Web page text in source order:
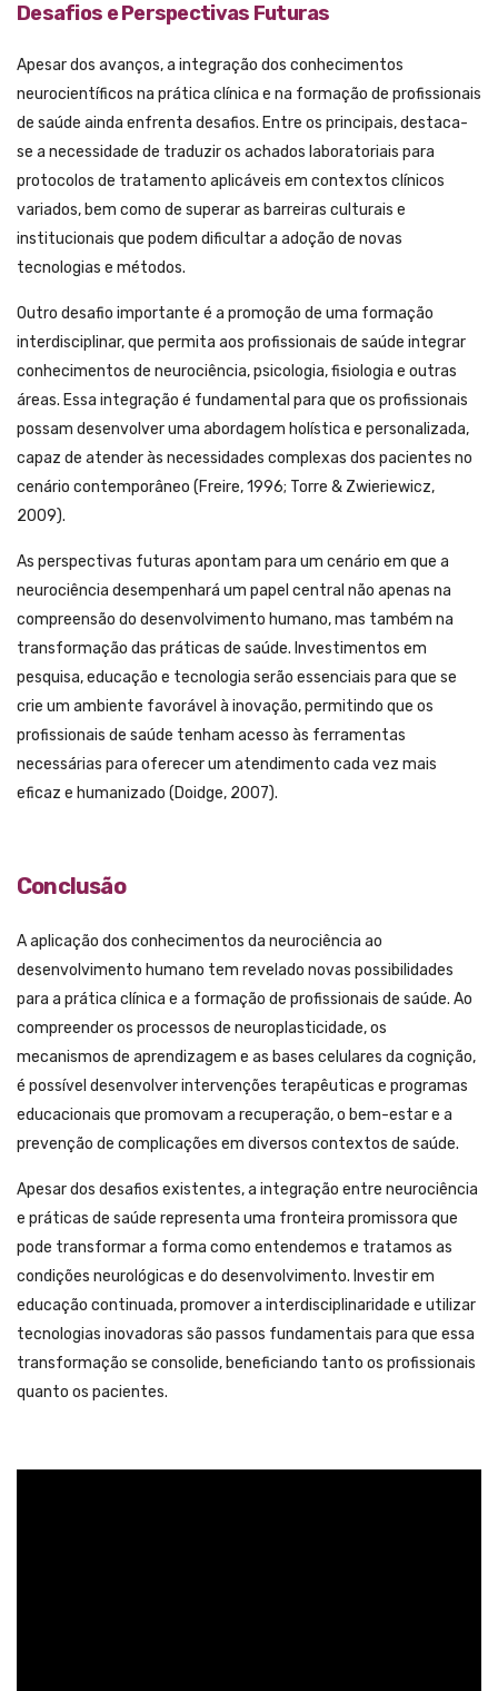
Desafios e Perspectivas Futuras
Apesar dos avanços, a integração dos conhecimentos
neurocientíficos na prática clínica e na formação de profissionais
de saúde ainda enfrenta desafios. Entre os principais, destaca-
se a necessidade de traduzir os achados laboratoriais para
protocolos de tratamento aplicáveis em contextos clínicos
variados, bem como de superar as barreiras culturais e
institucionais que podem dificultar a adoção de novas
tecnologias e métodos.
Outro desafio importante é a promoção de uma formação
interdisciplinar, que permita aos profissionais de saúde integrar
conhecimentos de neurociência, psicologia, fisiologia e outras
áreas. Essa integração é fundamental para que os profissionais
possam desenvolver uma abordagem holística e personalizada,
capaz de atender às necessidades complexas dos pacientes no
cenário contemporâneo (Freire, 1996; Torre & Zwieriewicz,
2009).
As perspectivas futuras apontam para um cenário em que a
neurociência desempenhará um papel central não apenas na
compreensão do desenvolvimento humano, mas também na
transformação das práticas de saúde. Investimentos em
pesquisa, educação e tecnologia serão essenciais para que se
crie um ambiente favorável à inovação, permitindo que os
profissionais de saúde tenham acesso às ferramentas
necessárias para oferecer um atendimento cada vez mais
eficaz e humanizado (Doidge, 2007).
Conclusão
A aplicação dos conhecimentos da neurociência ao
desenvolvimento humano tem revelado novas possibilidades
para a prática clínica e a formação de profissionais de saúde. Ao
compreender os processos de neuroplasticidade, os
mecanismos de aprendizagem e as bases celulares da cognição,
é possível desenvolver intervenções terapêuticas e programas
educacionais que promovam a recuperação, o bem-estar e a
prevenção de complicações em diversos contextos de saúde.
Apesar dos desafios existentes, a integração entre neurociência
e práticas de saúde representa uma fronteira promissora que
pode transformar a forma como entendemos e tratamos as
condições neurológicas e do desenvolvimento. Investir em
educação continuada, promover a interdisciplinaridade e utilizar
tecnologias inovadoras são passos fundamentais para que essa
transformação se consolide, beneficiando tanto os profissionais
quanto os pacientes.